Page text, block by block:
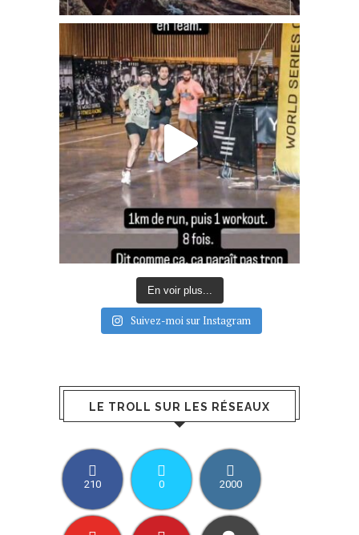
En voir plus...
Suivez-moi sur Instagram
LE TROLL SUR LES RÉSEAUX
210 0 2000